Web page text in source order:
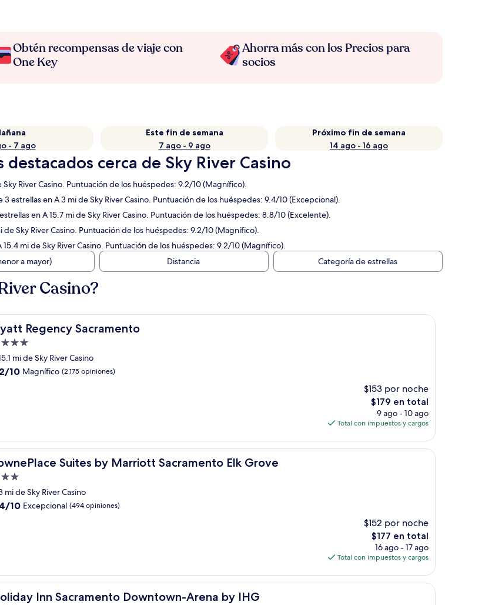
Obtén recompensas de viaje con
One Key
Ahorra más con los Precios para
socios
- 7 ago
Este fin de semana
7 ago - 9 ago
Próximo fin de semana
14 ago - 16 ago
cerca de Sky River Casino
River Casino. Puntuación de los huéspedes: 9.2/10 (Magnífico).
estrellas en A 3 mi de Sky River Casino. Puntuación de los huéspedes: 9.4/10 (Excepcional).
en A 15.7 mi de Sky River Casino. Puntuación de los huéspedes: 8.8/10 (Excelente).
Sky River Casino. Puntuación de los huéspedes: 9.2/10 (Magnífico).
mi de Sky River Casino. Puntuación de los huéspedes: 9.2/10 (Magnífico).
a mayor) Distancia Categoría de estrellas
Casino?
Regency Sacramento
Regency Sacramento
mi de Sky River Casino
10 Magnífico (2,175 opiniones)
$153 por noche
El
precio
actual
de
$179 en total
9 ago - 10 ago
Total con impuestos y cargos
Suites by Marriott Sacramento Elk Grove
Suites by Marriott Sacramento Elk Grove
mi de Sky River Casino
10 Excepcional (494 opiniones)
$152 por noche
El
precio
actual
de
$177 en total
16 ago - 17 ago
Total con impuestos y cargos
Inn Sacramento Downtown-Arena by IHG
Inn Sacramento Downtown-Arena by IHG